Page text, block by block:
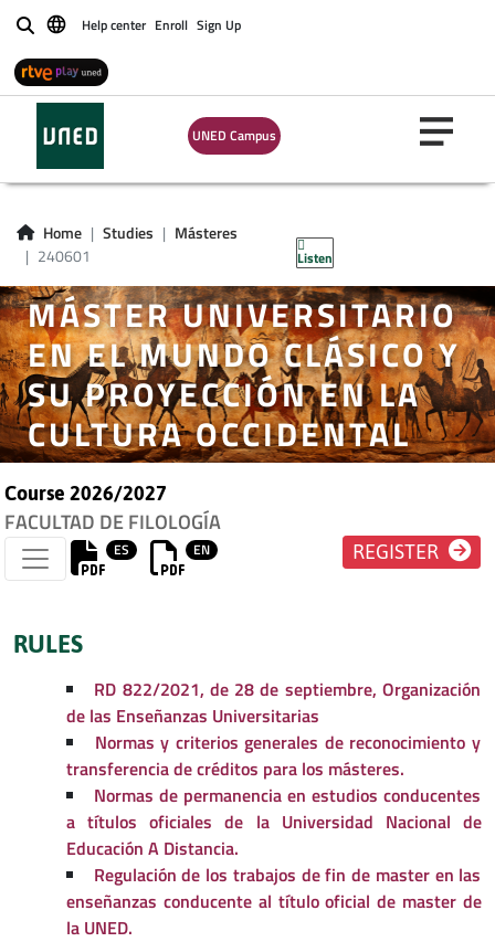
BuscarHelp center Enroll Sign Up
UNED Campus
Home Studies
Másteres
240601
Listen
MÁSTER UNIVERSITARIO
EN EL MUNDO CLÁSICO Y
SU PROYECCIÓN EN LA
CULTURA OCCIDENTAL
Course 2026/2027
FACULTAD DE FILOLOGÍA
ES EN REGISTER
RULES
RD 822/2021, de 28 de septiembre, Organización
de las Enseñanzas Universitarias
Normas y criterios generales de reconocimiento y
transferencia de créditos para los másteres.
Normas de permanencia en estudios conducentes
a títulos oficiales de la Universidad Nacional de
Educación A Distancia.
Regulación de los trabajos de fin de master en las
enseñanzas conducente al título oficial de master de
la UNED.